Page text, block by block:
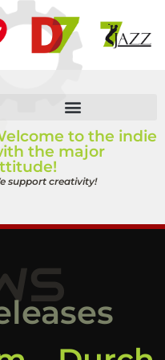
to the indie
the major
support creativity!